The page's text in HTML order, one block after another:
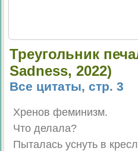
Треугольник
Sadness, 2022)
Все цитаты, стр. 3
Хренов феминизм.
Что делала?
Пыталась уснуть в